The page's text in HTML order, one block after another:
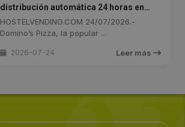
distribución automática 24 horas en
España
HOSTELVENDING.COM 24/07/2026.-
Domino’s Pizza, la popular ...
2026-07-24 Leer más